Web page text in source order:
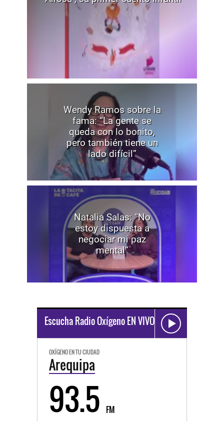
Wendy Ramos sobre la
fama: “La gente se
queda con lo bonito,
pero también tiene un
lado difícil”
Natalia Salas: “No
estoy dispuesta a
negociar mi paz
mental”
Escucha Radio Oxígeno EN VIVO
OXÍGENO EN TU CIUDAD
Arequipa
93.5 FM